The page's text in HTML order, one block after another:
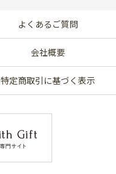
よくあるご質問
会社概要
特定商取引に基づく表示